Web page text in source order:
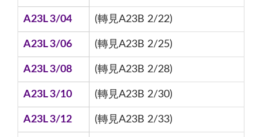
A23L 3/04 (轉見A23B 2/22)
A23L 3/06 (轉見A23B 2/25)
A23L 3/08 (轉見A23B 2/28)
A23L 3/10 (轉見A23B 2/30)
A23L 3/12 (轉見A23B 2/33)